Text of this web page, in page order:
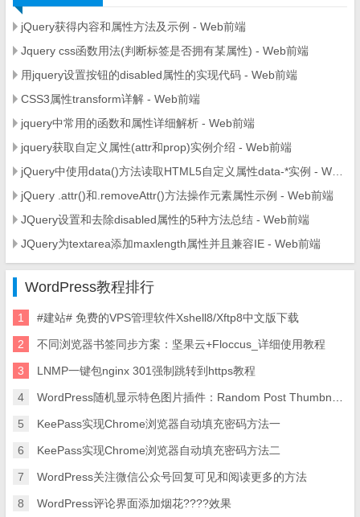
jQuery获得内容和属性方法及示例 - Web前端
Jquery css函数用法(判断标签是否拥有某属性) - Web前端
用jquery设置按钮的disabled属性的实现代码 - Web前端
CSS3属性transform详解 - Web前端
jquery中常用的函数和属性详细解析 - Web前端
jquery获取自定义属性(attr和prop)实例介绍 - Web前端
jQuery .attr()和.removeAttr()方法操作元素属性示例 - Web前端
JQuery设置和去除disabled属性的5种方法总结 - Web前端
JQuery为textarea添加maxlength属性并且兼容IE - Web前端
WordPress教程排行
1 #建站# 免费的VPS管理软件Xshell8/Xftp8中文版下载
2 不同浏览器书签同步方案：坚果云+Floccus_详细使用教程
3 LNMP一键包nginx 301强制跳转到https教程
4 WordPress随机显示特色图片插件：Random Post Thumbnails
5 KeePass实现Chrome浏览器自动填充密码方法一
6 KeePass实现Chrome浏览器自动填充密码方法二
7 WordPress关注微信公众号回复可见和阅读更多的方法
8 WordPress评论界面添加烟花????效果